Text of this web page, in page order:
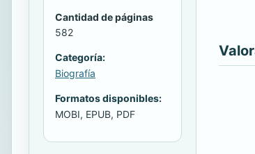
Cantidad de páginas
582
Categoría:
Biografía
Formatos disponibles:
MOBI, EPUB, PDF